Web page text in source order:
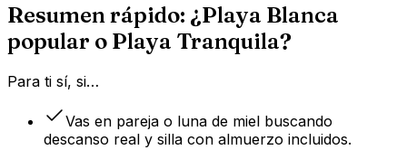
Resumen rápido: ¿Playa Blanca
popular o Playa Tranquila?
Para ti sí, si…
Vas en pareja o luna de miel buscando
descanso real y silla con almuerzo incluidos.